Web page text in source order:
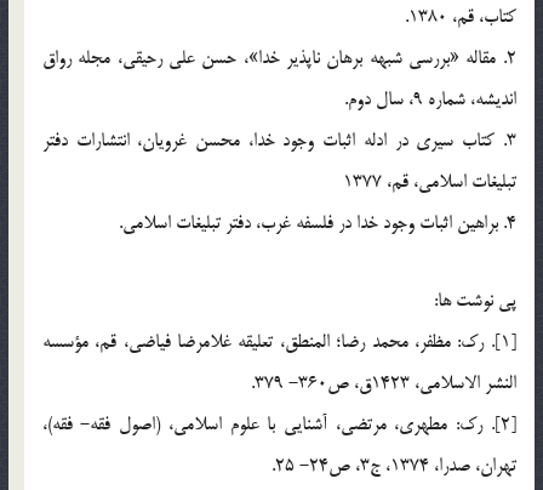
كتاب، قم، 1380.
2. مقاله‌ «بررسي شبهه برهان ناپذير خدا»، حسن علي رحيقي، مجله رواق
انديشه، شماره 9، سال دوم.
3. كتاب‌ سيري در ادله اثبات وجود خدا، محسن غرويان، انتشارات دفتر
تبليغات اسلامي، قم، 1377
4. براهين اثبات وجود خدا در فلسفه غرب، دفتر تبليغات اسلامي.
پي نوشت ها:
[1]. رك: مظفر، محمد رضا؛ المنطق، تعليقه غلامرضا فياضي، قم، مؤسسه
النشر الاسلامي، 1423ق، ص360- 379.
[2]. رك: مطهري، مرتضي، آشنايي با علوم اسلامي، (اصول فقه- فقه)،
تهران، صدرا، 1374، ج3، ص24- 25.